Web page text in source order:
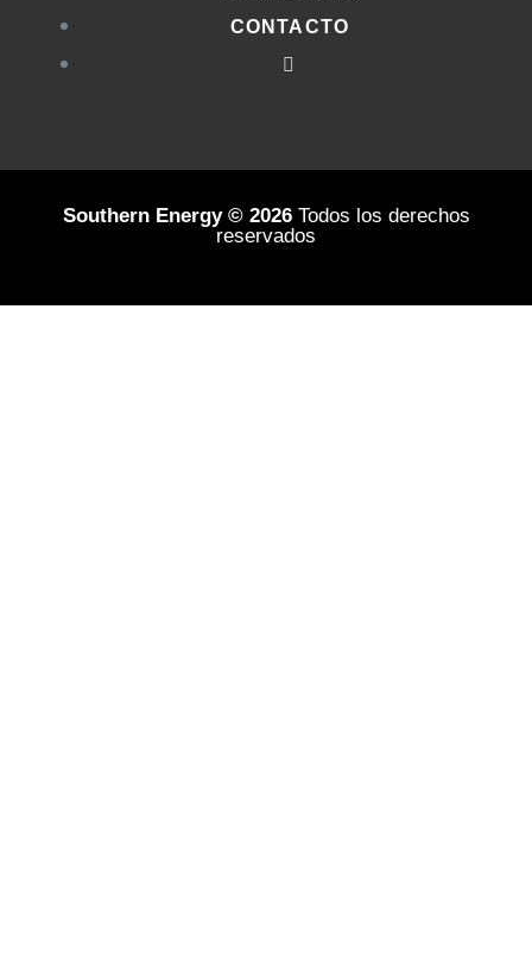
CONTACTO
Southern Energy © 2026 Todos los derechos
reservados